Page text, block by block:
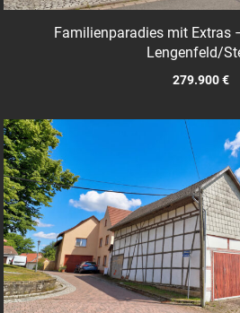
Familienparadies mit Extras
Lengenfeld/
279.900 €